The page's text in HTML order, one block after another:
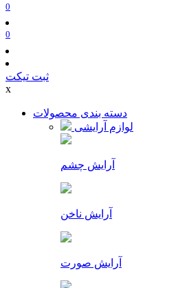
0
0
ثبت تیکت
x
دسته بندی محصولات
لوازم آرایشی
آرایش چشم
آرایش ناخن
آرایش صورت